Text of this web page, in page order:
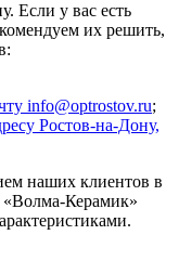
Если у вас есть
их решить,
info@optrostov.ru;
Ростов-на-Дону,
наших клиентов в
Керамик»